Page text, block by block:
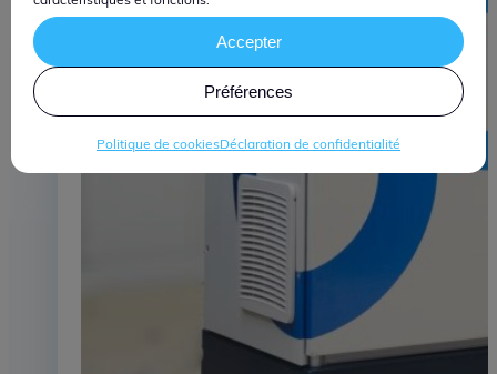
Accepter
Préférences
Politique de cookiesDéclaration de confidentialité